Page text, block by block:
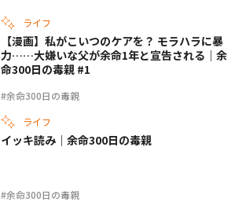
ライフ
#余命300日の毒親
【漫画】私がこいつのケアを？ モラハラに暴
力……大嫌いな父が余命1年と宣告される｜余
命300日の毒親 #1
ライフ
#余命300日の毒親
イッキ読み｜余命300日の毒親